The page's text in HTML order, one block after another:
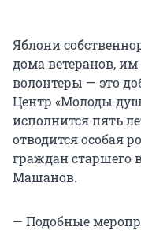
Яблони
дома ветеранов,
волонтеры — это
Центр «Молоды
исполнится пять
отводится особая
граждан старшего
Машанов.
— Подобные